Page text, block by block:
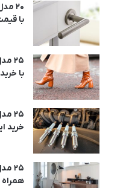
20
با
25
با
25
خرید
25
همراه